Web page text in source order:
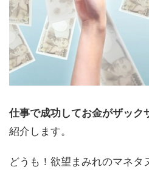
仕事で成功してお金がザック
紹介します。
どうも！欲望まみれのマネタ